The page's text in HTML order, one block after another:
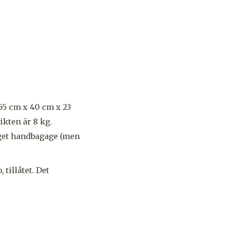
cm x 40 cm x 23
är 8 kg.
handbagage (men
tillåtet. Det